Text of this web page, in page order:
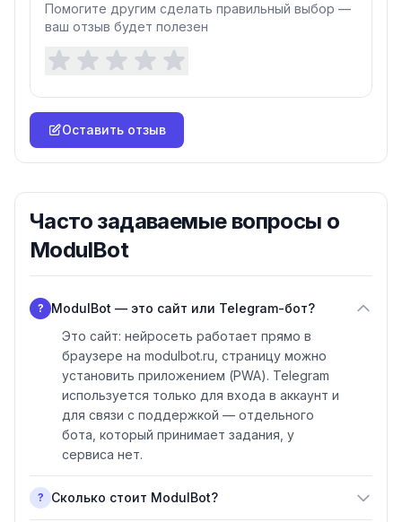
Помогите другим сделать правильный выбор —
ваш отзыв будет полезен
Оставить отзыв
Часто задаваемые вопросы о
ModulBot
?
ModulBot — это сайт или Telegram-бот?
Это сайт: нейросеть работает прямо в
браузере на modulbot.ru, страницу можно
установить приложением (PWA). Telegram
используется только для входа в аккаунт и
для связи с поддержкой — отдельного
бота, который принимает задания, у
сервиса нет.
? Сколько стоит ModulBot?